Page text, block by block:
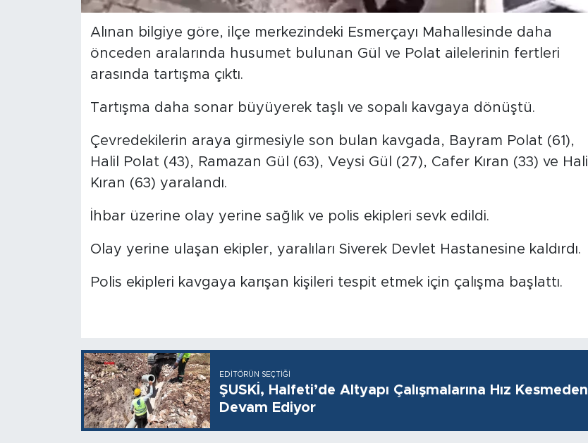
Alınan bilgiye göre, ilçe merkezindeki Esmerçayı Mahallesinde daha
önceden aralarında husumet bulunan Gül ve Polat ailelerinin fertleri
arasında tartışma çıktı.
Tartışma daha sonar büyüyerek taşlı ve sopalı kavgaya dönüştü.
Çevredekilerin araya girmesiyle son bulan kavgada, Bayram Polat (61),
Halil Polat (43), Ramazan Gül (63), Veysi Gül (27), Cafer Kıran (33) ve Halil
Kıran (63) yaralandı.
İhbar üzerine olay yerine sağlık ve polis ekipleri sevk edildi.
Olay yerine ulaşan ekipler, yaralıları Siverek Devlet Hastanesine kaldırdı.
Polis ekipleri kavgaya karışan kişileri tespit etmek için çalışma başlattı.
EDITÖRÜN SEÇTIĞI
ŞUSKİ, Halfeti’de Altyapı Çalışmalarına Hız Kesmeden
Devam Ediyor